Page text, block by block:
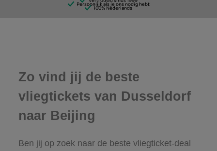
Zo vind jij de beste
vliegtickets van Dusseldorf
naar Beijing
Ben jij op zoek naar de beste vliegticket-deal